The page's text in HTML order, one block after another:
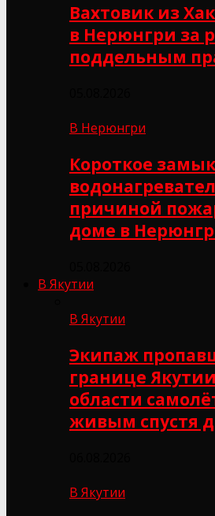
Вахтовик из
в Нерюнгри за
поддельным
В Нерюнгри
Короткое
причиной
доме в
В Якутии
В Якутии
Экипаж
границе
области
живым спустя
В Якутии